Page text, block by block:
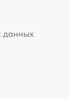
данных